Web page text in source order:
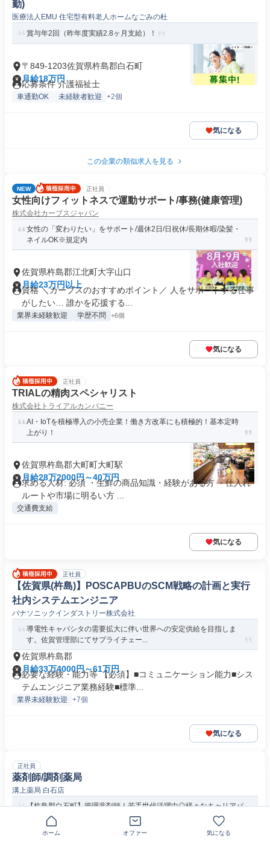
勤)
医療法人EMU 住宅型有料老人ホームなごみの杜
賞与年2回（昨年度実績2.8ヶ月支給）！
〒849-1203佐賀県杵島郡白石町
月給18万円
応募条件 介護福祉士
車通勤OK 未経験者歓迎 +2個
気になる
この企業の類似求人を見る
NEW 正社員
女性向けフィットネスで運動サポート/事務(健康管理)
株式会社カーブスジャパン
女性の「変わりたい」をサポート/週休2日/日祝休/長期休暇/染髪・
ネイルOK※規定内
佐賀県杵島郡江北町大字山口
月給23万円以上
資格 ＼カーブスのおすすめポイント／ 人をサポートする仕事
がしたい… 誰かを応援する...
業界未経験歓迎 学歴不問 +6個
気になる
正社員
TRIALの精肉スペシャリスト
株式会社トライアルカンパニー
AI・IoTを積極導入の小売企業！働き方改革にも積極的！基本定時
上がり！
佐賀県杵島郡大町町大町駅
月給28万2000円～40万円
求める人材: 必須 ・生鮮の商品知識・経験がある方 ・仕入れ
ルートや市場に明るい方 ...
交通費支給
気になる
正社員
【佐賀県(杵島)】POSCAPBUのSCM戦略の計画と実行
社内システムエンジニア
パナソニックインダストリー株式会社
導電性キャパシタの需要拡大に伴い世界への安定供給を目指しま
す。佐賀管理部にてサプライチェー...
佐賀県杵島郡
月給33万4000円～61万円
必要な経験・能力等 【必須】■コミュニケーション能力■シス
テムエンジニア業務経験■標準...
業界未経験歓迎 +7個
気になる
正社員
薬剤師/調剤薬局
溝上薬局 白石店
【杵島郡白石町】管理薬剤師！若手世代活躍中◎様々なキャリアパ
ス◎キャリアアップしたい方必見...
ホーム オファー 気になる